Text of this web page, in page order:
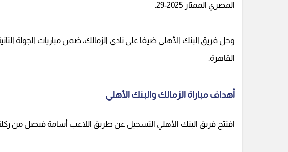
المصري الممتاز 2025-29.
وحل فريق البنك الأهلي ضيفا على نادي الزمالك، ضمن مباريات الجولة
القاهرة.
أهداف مباراة الزمالك والبنك الأهلي
افتتح فريق البنك الأهلي التسجيل عن طريق اللاعب أسامة فيصل من ركلة جزاء في الدقيقة